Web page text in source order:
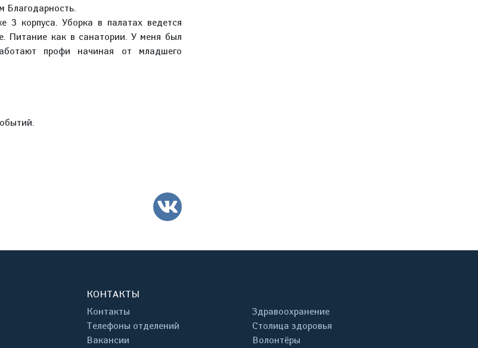
Благодарность.
3 корпуса. Уборка в палатах ведется
Питание как в санатории. У меня был
профи начиная от младшего
ВКонтакте
КОНТАКТЫ
Контакты
Телефоны отделений
Вакансии
Здравоохранение
Столица здоровья
Волонтёры